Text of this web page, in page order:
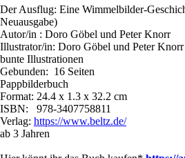
mit
mehr
als
24“
Der Ausflug: Eine Wimmelbilder-
Neuausgabe)
Autor/in : Doro Göbel und Peter Knorr
Illustrator/in: Doro Göbel und Peter Knorr
bunte Illustrationen
Gebunden: 16 Seiten
Pappbilderbuch
Format: 24.4 x 1.3 x 32.2 cm
ISBN:
978-3407758811
Verlag: https://www.beltz.de/
ab 3 Jahren